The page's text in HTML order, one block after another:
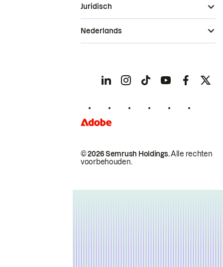
© 2026 Semrush Holdings.Alle rechten
voorbehouden.
Juridisch
Nederlands